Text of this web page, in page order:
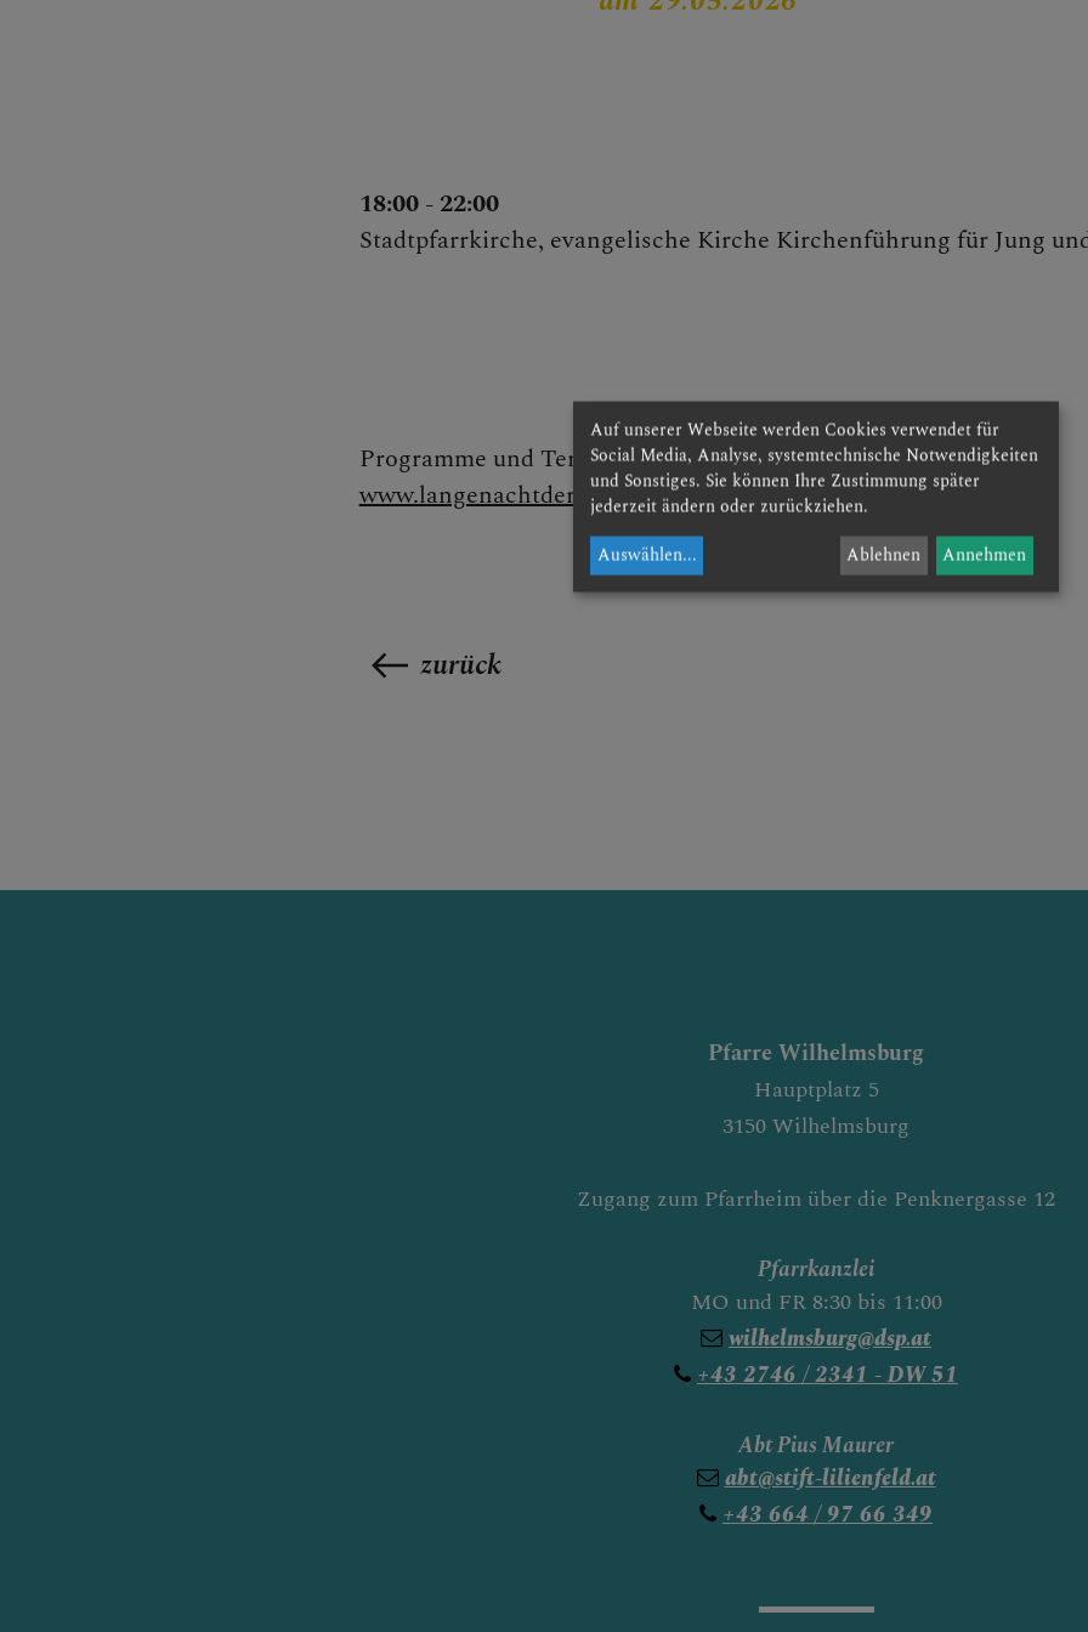
18:00 - 22:00
Stadtpfarrkirche, evangelische Kirche Kirchenführung für Jung
Programme und Termine anderer Pfarren finden Sie auf
www.langenachtderkirchen.at
zurück
Pfarre Wilhelmsburg
Hauptplatz 5
3150 Wilhelmsburg
Zugang zum Pfarrheim über die Penknergasse 12
Pfarrkanzlei
MO und FR 8:30 bis 11:00
wilhelmsburg@dsp.at
+43 2746 / 2341 - DW 51
Abt Pius Maurer
abt@stift-lilienfeld.at
+43 664 / 97 66 349
Auf unserer Webseite werden Cookies verwendet für
Social Media, Analyse, systemtechnische Notwendigkeiten
und Sonstiges. Sie können Ihre Zustimmung später
jederzeit ändern oder zurückziehen.
Auswählen... Ablehnen Annehmen